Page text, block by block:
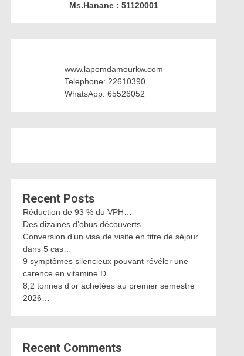
Ms.Hanane : 51120001
www.lapomdamourkw.com
Telephone: 22610390
WhatsApp: 65526052
Recent Posts
Réduction de 93 % du VPH…
Des dizaines d’obus découverts…
Conversion d’un visa de visite en titre de séjour
dans 5 cas…
9 symptômes silencieux pouvant révéler une
carence en vitamine D…
8,2 tonnes d’or achetées au premier semestre
2026…
Recent Comments